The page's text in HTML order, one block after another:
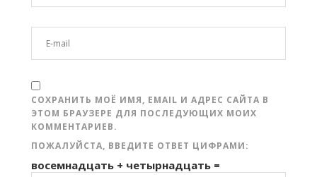
СОХРАНИТЬ МОЁ ИМЯ, EMAIL И АДРЕС САЙТА В
ЭТОМ БРАУЗЕРЕ ДЛЯ ПОСЛЕДУЮЩИХ МОИХ
КОММЕНТАРИЕВ.
ПОЖАЛУЙСТА, ВВЕДИТЕ ОТВЕТ ЦИФРАМИ:
восемнадцать + четырнадцать =